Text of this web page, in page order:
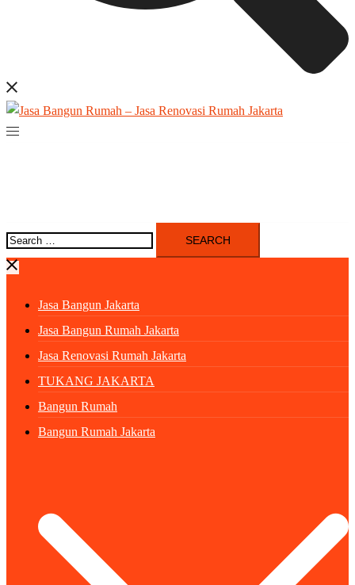
Search
for:
Jasa Bangun Jakarta
Jasa Bangun Rumah Jakarta
Jasa Renovasi Rumah Jakarta
TUKANG JAKARTA
Bangun Rumah
Bangun Rumah Jakarta